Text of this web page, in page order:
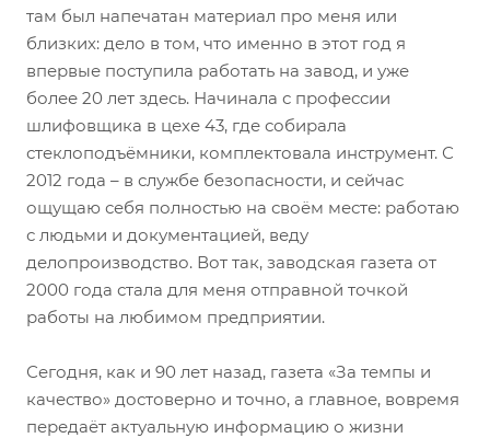
там был напечатан материал про меня или
близких: дело в том, что именно в этот год я
впервые поступила работать на завод, и уже
более 20 лет здесь. Начинала с профессии
шлифовщика в цехе 43, где собирала
стеклоподъёмники, комплектовала инструмент. С
2012 года – в службе безопасности, и сейчас
ощущаю себя полностью на своём месте: работаю
с людьми и документацией, веду
делопроизводство. Вот так, заводская газета от
2000 года стала для меня отправной точкой
работы на любимом предприятии.
Сегодня, как и 90 лет назад, газета «За темпы и
качество» достоверно и точно, а главное, вовремя
передаёт актуальную информацию о жизни